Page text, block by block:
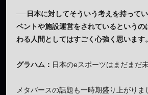
──日本に対してそういう考えを持って
ベントや施設運営をされているというの
わる人間としてはすごく心強く思います。
グラハム： 日本のeスポーツはまだまだ
メタバースの話題も一時期盛り上がりま